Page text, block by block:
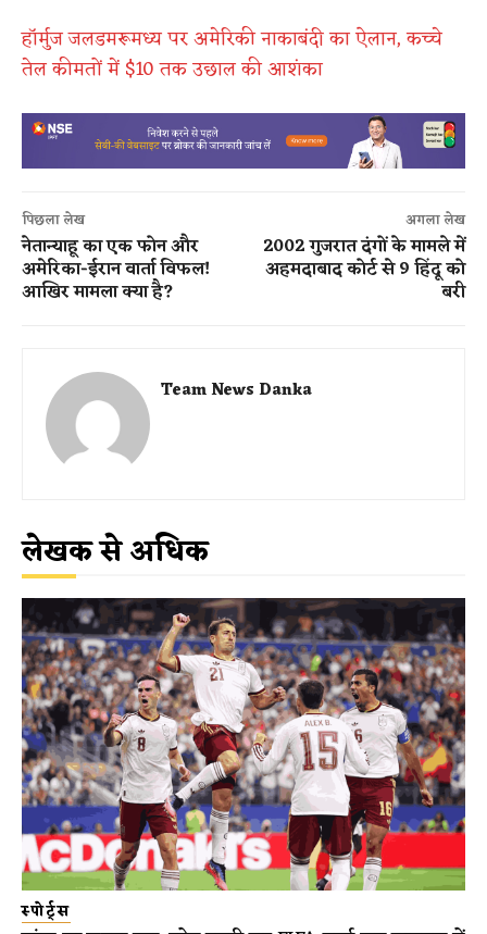
हॉर्मुज जलडमरूमध्य पर अमेरिकी नाकाबंदी का ऐलान, कच्चे
तेल कीमतों में $10 तक उछाल की आशंका
पिछला लेख
नेतान्याहू का एक फोन और
अमेरिका-ईरान वार्ता विफल!
आखिर मामला क्या है?
अगला लेख
2002 गुजरात दंगों के मामले में
अहमदाबाद कोर्ट से 9 हिंदू को
बरी
Team News Danka
लेखक से अधिक
स्पोर्ट्स